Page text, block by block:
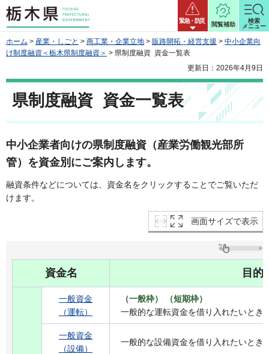
栃木県 緊急・防災
閲覧補助
検索
メニュー
ホーム > 産業・しごと > 商工業・企業立地 > 販路開拓・経営支援 > 中小企業向
け制度融資＜栃木県制度融資＞ > 県制度融資 資金一覧表
更新日：2026年4月9日
県制度融資 資金一覧表
中小企業者向けの県制度融資（産業労働観光部所
管）を資金別にご案内します。
融資条件などについては、資金名をクリックすることでご覧いただ
けます。
画面サイズで表示
資金名 目的
一般資金
（運転）
（一般枠） （短期枠）
一般的な運転資金を借り入れたいとき
一般資金
（設備）
一般的な設備資金を借り入れたいとき